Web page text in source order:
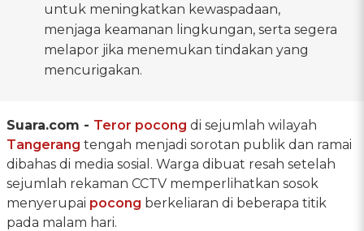
untuk meningkatkan kewaspadaan,
menjaga keamanan lingkungan, serta segera
melapor jika menemukan tindakan yang
mencurigakan.
Suara.com - Teror pocong di sejumlah wilayah
Tangerang tengah menjadi sorotan publik dan ramai
dibahas di media sosial. Warga dibuat resah setelah
sejumlah rekaman CCTV memperlihatkan sosok
menyerupai pocong berkeliaran di beberapa titik
pada malam hari.